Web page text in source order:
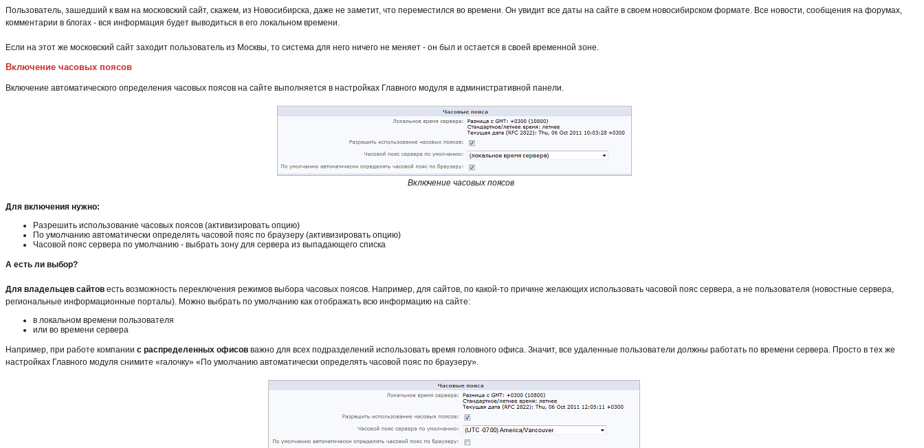
Пользователь, зашедший к вам на московский сайт, скажем, из Новосибирска, даже не заметит, что переместился во времени. Он увидит все даты на сайте в своем новосибирском формате. Все новости, сообщения на форумах,
комментарии в блогах - вся информация будет выводиться в его локальном времени.
Если на этот же московский сайт заходит пользователь из Москвы, то система для него ничего не меняет - он был и остается в своей временной зоне.
Включение часовых поясов
Включение автоматического определения часовых поясов на сайте выполняется в настройках Главного модуля в административной панели.
Включение часовых поясов
Для включения нужно:
Разрешить использование часовых поясов (активизировать опцию)
По умолчанию автоматически определять часовой пояс по браузеру (активизировать опцию)
Часовой пояс сервера по умолчанию - выбрать зону для сервера из выпадающего списка
А есть ли выбор?
Для владельцев сайтов есть возможность переключения режимов выбора часовых поясов. Например, для сайтов, по какой-то причине желающих использовать часовой пояс сервера, а не пользователя (новостные сервера,
региональные информационные порталы). Можно выбрать по умолчанию как отображать всю информацию на сайте:
в локальном времени пользователя
или во времени сервера
Например, при работе компании с распределенных офисов важно для всех подразделений использовать время головного офиса. Значит, все удаленные пользователи должны работать по времени сервера. Просто в тех же
настройках Главного модуля снимите «галочку» «По умолчанию автоматически определять часовой пояс по браузеру».